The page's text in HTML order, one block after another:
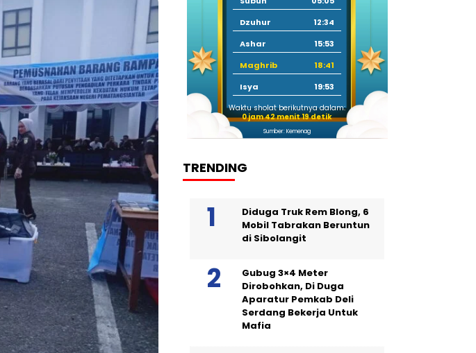
Dzuhur
12:34
Ashar
15:53
Maghrib
18:41
Isya
19:53
Waktu sholat berikutnya dalam:
0 jam 42 menit 18 detik
Sumber: Kemenag
TRENDING
Diduga Truk Rem Blong, 6
Mobil Tabrakan Beruntun
di Sibolangit
Gubug 3×4 Meter
Dirobohkan, Di Duga
Aparatur Pemkab Deli
Serdang Bekerja Untuk
Mafia